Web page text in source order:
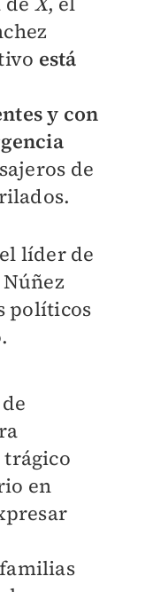
está
y con
de
líder de
políticos
en